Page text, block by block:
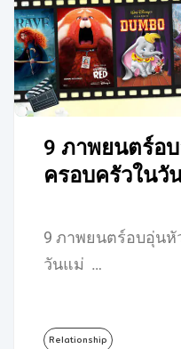
9 ภาพยนตร์อ
ครอบครัวในวั
9 ภาพยนตร์อบอุ่นหั
วันแม่ …
Relationship